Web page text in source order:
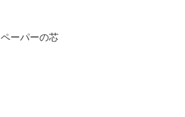
ーパーの芯